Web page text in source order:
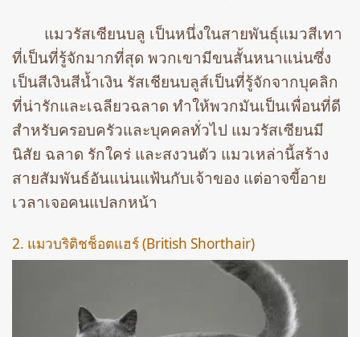
แมวรัสเซียนบลู เป็นหนึ่งในสายพันธุ์แมวสีเทา
ที่เป็นที่รู้จักมากที่สุด พวกเขามีขนสั้นหนาแน่นซึ่ง
เป็นสีเงินสีน้ำเงิน รัสเชียนบลูส์เป็นที่รู้จักจากบุคลิก
ที่น่ารักและเฉลียวฉลาด ทำให้พวกมันเป็นเพื่อนที่ดี
สำหรับครอบครัวและบุคคลทั่วไป แมวรัสเซียนมี
นิสัย ฉลาด รักใคร่ และสงวนตัว แมวเหล่านี้สร้าง
สายสัมพันธ์อันแน่นแฟ้นกับเจ้าของ แต่อาจขี้อาย
เวลาเจอคนแปลกหน้า
2. แมวบริติชช็อตแฮร์ (British Shorthair)